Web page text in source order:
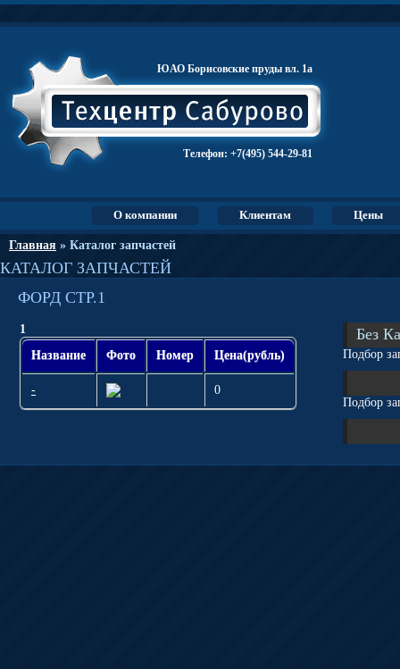
ЮАО Борисовские пруды вл. 1а
Телефон: +7(495) 544-29-81
О компании Клиентам Цены
Главная » Каталог запчастей
КАТАЛОГ ЗАПЧАСТЕЙ
ФОРД СТР.1
1
Название
Фото Номер Цена(рубль)
- 0
Без
Подбор
Подбор